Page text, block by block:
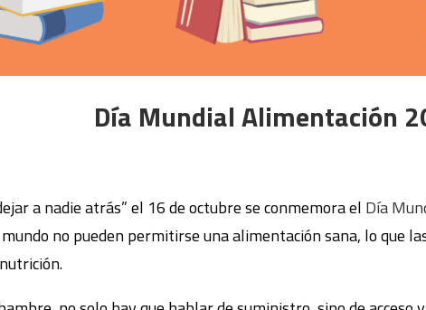
Día Mundial Alimentación
a nadie atrás” el 16 de octubre se conmemora el Día
no pueden permitirse una alimentación sana, lo que